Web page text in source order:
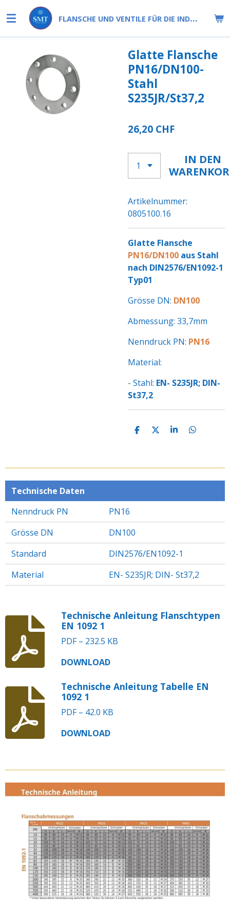
Hauptinhalt
springen
F
LANSCHE UND VENTILE FÜR DIE INDUSTRIE
Glatte Flansche
PN16/DN100-
Stahl
S235JR/St37,2
26,20 CHF
IN DEN
Artikelnummer:
0805100.16
Glatte Flansche
PN16/DN100 aus Stahl
nach DIN2576/EN1092-1
Typ01
Grösse DN: DN100
Abmessung: 33,7mm
Nenndruck PN: PN16
Material:
- Stahl: EN- S235JR; DIN-
St37,2
T
E
T
E
T
E
T
E
Technische Daten
Nenndruck PN
PN16
Grösse DN
DN100
Standard
DIN2576/EN1092-1
Material
EN- S235JR; DIN- St37,2
Technische Anleitung Flanschtypen
EN 1092 1
PDF – 232.5 KB
DOWNLOAD
Technische Anleitung Tabelle EN
1092 1
PDF – 42.0 KB
DOWNLOAD